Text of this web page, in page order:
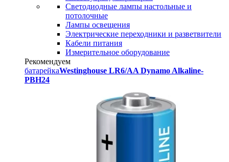
Светодиодные лампы настольные и
потолочные
Лампы освещения
Электрические переходники и разветвители
Кабели питания
Измерительное оборудование
Рекомендуем
батарейкаWestinghouse LR6/AA Dynamo Alkaline-
PBH24